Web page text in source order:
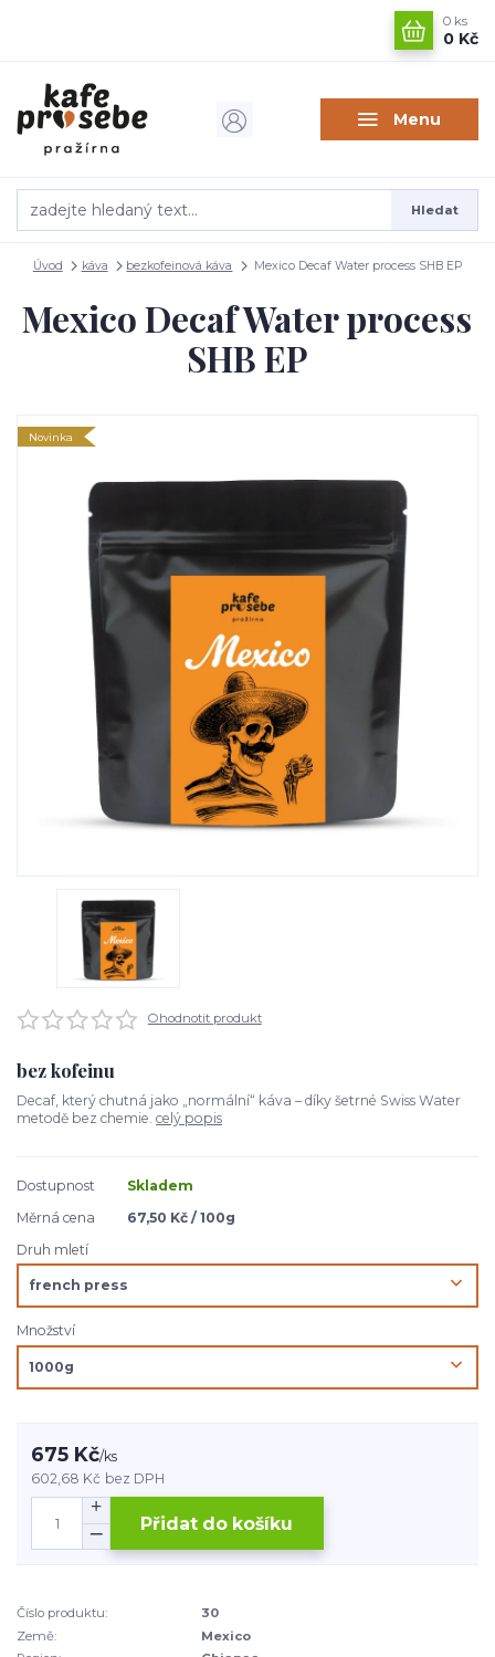
Menu
Hledat
0 ks
0 Kč
Úvod káva bezkofeinová káva Mexico Decaf Water process SHB EP
Mexico Decaf Water process
SHB EP
Novinka
Ohodnotit produkt
bez kofeinu
Decaf, který chutná jako „normální“ káva – díky šetrné Swiss Water
metodě bez chemie. celý popis
Dostupnost
Skladem
Měrná cena
67,50 Kč / 100g
Druh mletí
Množství
675 Kč/ks
602,68 Kč bez DPH
Přidat do košíku
Číslo produktu:
30
Země:
Mexico